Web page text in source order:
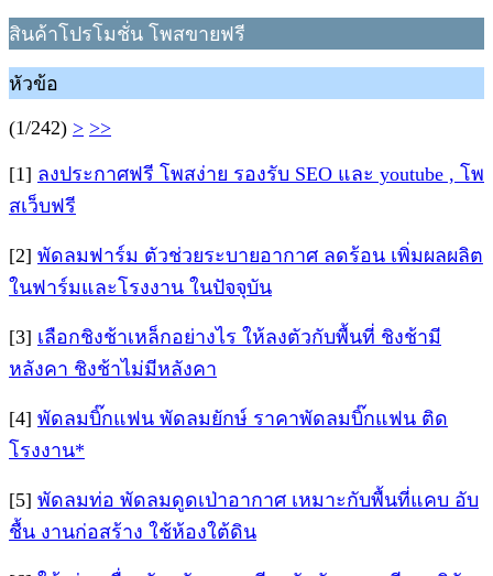
สินค้าโปรโมชั่น โพสขายฟรี
หัวข้อ
(1/242) > >>
[1] ลงประกาศฟรี โพสง่าย รองรับ SEO และ youtube , โพ
สเว็บฟรี
[2] พัดลมฟาร์ม ตัวช่วยระบายอากาศ ลดร้อน เพิ่มผลผลิต
ในฟาร์มและโรงงาน ในปัจจุบัน
[3] เลือกชิงช้าเหล็กอย่างไร ให้ลงตัวกับพื้นที่ ชิงช้ามี
หลังคา ชิงช้าไม่มีหลังคา
[4] พัดลมบิ๊กแฟน พัดลมยักษ์ ราคาพัดลมบิ๊กแฟน ติด
โรงงาน*
[5] พัดลมท่อ พัดลมดูดเป่าอากาศ เหมาะกับพื้นที่แคบ อับ
ชื้น งานก่อสร้าง ใช้ห้องใต้ดิน